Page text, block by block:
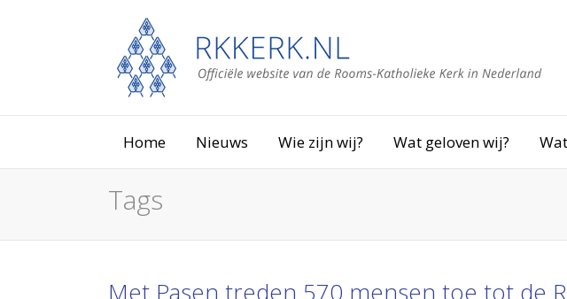
Home Nieuws Wie zijn wij? Wat geloven wij?
Tags
Met Pasen treden 570 mensen toe tot de